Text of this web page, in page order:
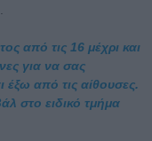
από τις 16 μέχρι και
για να σας
έξω από τις αίθουσες.
στο ειδικό τμήμα